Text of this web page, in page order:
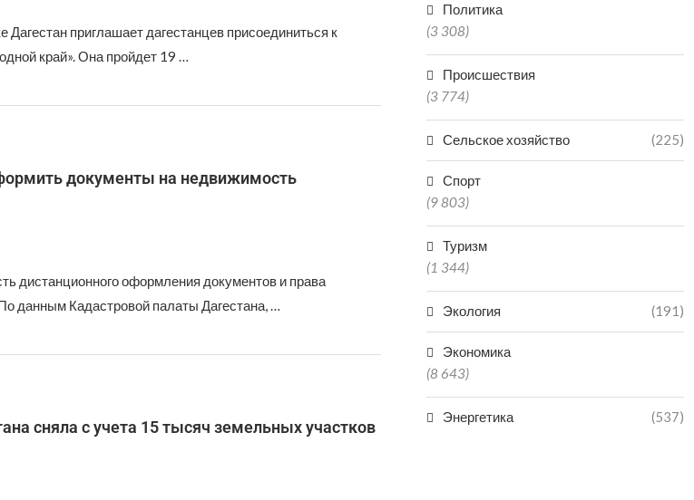
Дагестан приглашает дагестанцев присоединиться к
край». Она пройдет 19 …
документы на недвижимость
дистанционного оформления документов и права
данным Кадастровой палаты Дагестана, …
сняла с учета 15 тысяч земельных участков
Политика
(3 308)
Происшествия
(3 774)
Сельское хозяйство (225)
Спорт
(9 803)
Туризм
(1 344)
Экология (191)
Экономика
(8 643)
Энергетика (537)